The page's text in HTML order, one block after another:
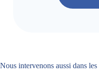
Nous intervenons aussi dans les